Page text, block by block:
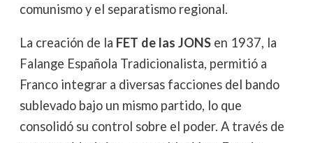
comunismo y el separatismo regional.
La creación de la FET de las JONSen 1937, la
Falange Española Tradicionalista, permitió a
Franco integrar a diversas facciones del bando
sublevado bajo un mismo partido, lo que
consolidó su control sobre el poder. A través de